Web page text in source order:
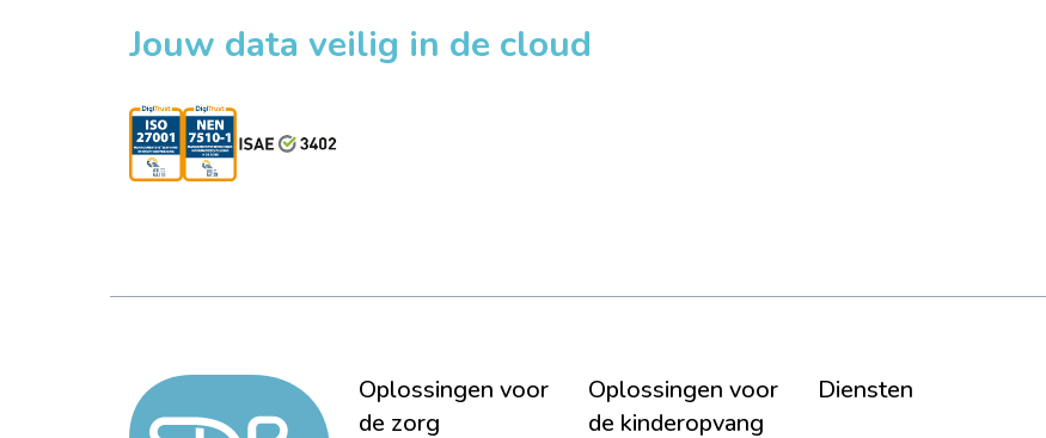
Jouw data veilig in de cloud
Oplossingen voor
de zorg
Oplossingen voor
de kinderopvang
Diensten